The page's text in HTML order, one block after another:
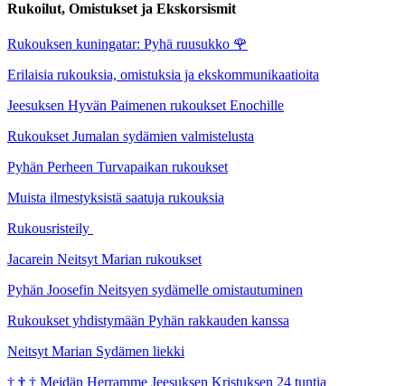
Rukoilut, Omistukset ja Ekskorsismit
Rukouksen kuningatar: Pyhä ruusukko 🌹
Erilaisia rukouksia, omistuksia ja ekskommunikaatioita
Jeesuksen Hyvän Paimenen rukoukset Enochille
Rukoukset Jumalan sydämien valmistelusta
Pyhän Perheen Turvapaikan rukoukset
Muista ilmestyksistä saatuja rukouksia
Rukousristeily
Jacarein Neitsyt Marian rukoukset
Pyhän Joosefin Neitsyen sydämelle omistautuminen
Rukoukset yhdistymään Pyhän rakkauden kanssa
Neitsyt Marian Sydämen liekki
† † † Meidän Herramme Jeesuksen Kristuksen 24 tuntia